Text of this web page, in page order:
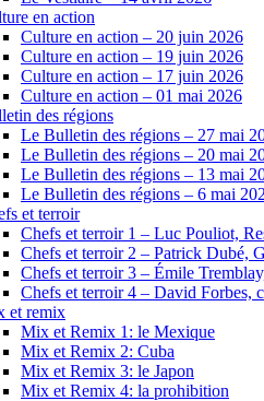
en action
Culture en action – 20 juin 2026
Culture en action – 19 juin 2026
Culture en action – 17 juin 2026
Culture en action – 01 mai 2026
des régions
Le Bulletin des régions – 27 mai
Le Bulletin des régions – 20 mai
Le Bulletin des régions – 13 mai
Le Bulletin des régions – 6 mai
et terroir
Chefs et terroir 1 – Luc Pouliot,
Chefs et terroir 2 – Patrick Dubé,
Chefs et terroir 3 – Émile
Chefs et terroir 4 – David Forbes,
et remix
Mix et Remix 1: le Mexique
Mix et Remix 2: Cuba
Mix et Remix 3: le Japon
Mix et Remix 4: la prohibition